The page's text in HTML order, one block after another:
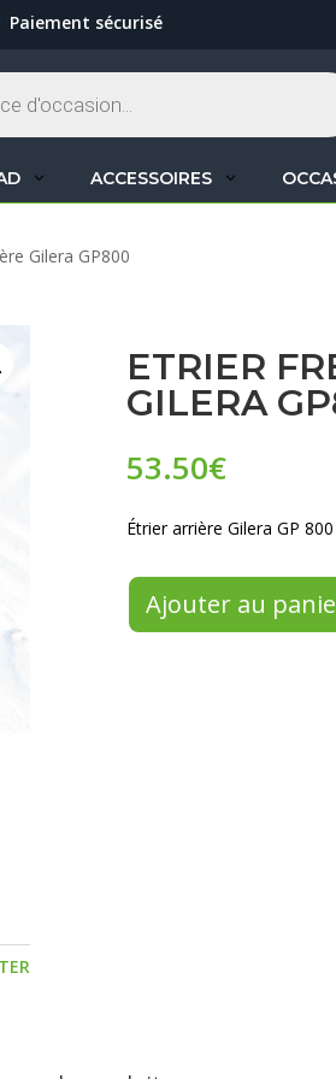
Paiement sécurisé
ACCESSOIRES
Gilera GP800
ETRIER
GILERA
53.50€
Étrier arrière Gilera GP
Ajouter au